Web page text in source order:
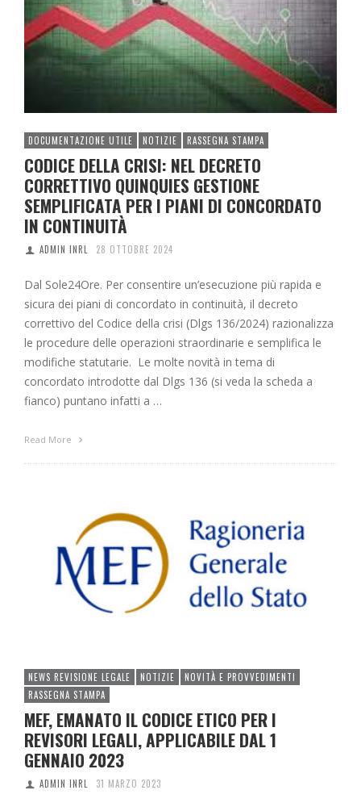
DOCUMENTAZIONE UTILE NOTIZIE RASSEGNA STAMPA
CODICE DELLA CRISI: NEL DECRETO
CORRETTIVO QUINQUIES GESTIONE
SEMPLIFICATA PER I PIANI DI CONCORDATO
IN CONTINUITÀ
ADMIN INRL 28 OTTOBRE 2024
Dal Sole24Ore. Per consentire un’esecuzione più rapida e
sicura dei piani di concordato in continuità, il decreto
correttivo del Codice della crisi (Dlgs 136/2024) razionalizza
le procedure delle operazioni straordinarie e semplifica le
modifiche statutarie. Le molte novità in tema di
concordato introdotte dal Dlgs 136 (si veda la scheda a
fianco) puntano infatti a …
Read More
NEWS REVISIONE LEGALE NOTIZIE
NOVITÀ E PROVVEDIMENTI
RASSEGNA STAMPA
MEF, EMANATO IL CODICE ETICO PER I
REVISORI LEGALI, APPLICABILE DAL 1
GENNAIO 2023
ADMIN INRL 31 MARZO 2023